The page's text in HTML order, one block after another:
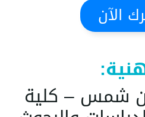
الآن
شمس – كلية